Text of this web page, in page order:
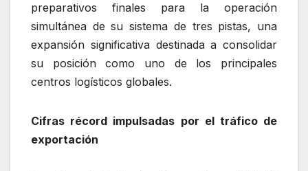
preparativos finales para la operación
simultánea de su sistema de tres pistas, una
expansión significativa destinada a consolidar
su posición como uno de los principales
centros logísticos globales.
Cifras récord impulsadas por el tráfico de
exportación